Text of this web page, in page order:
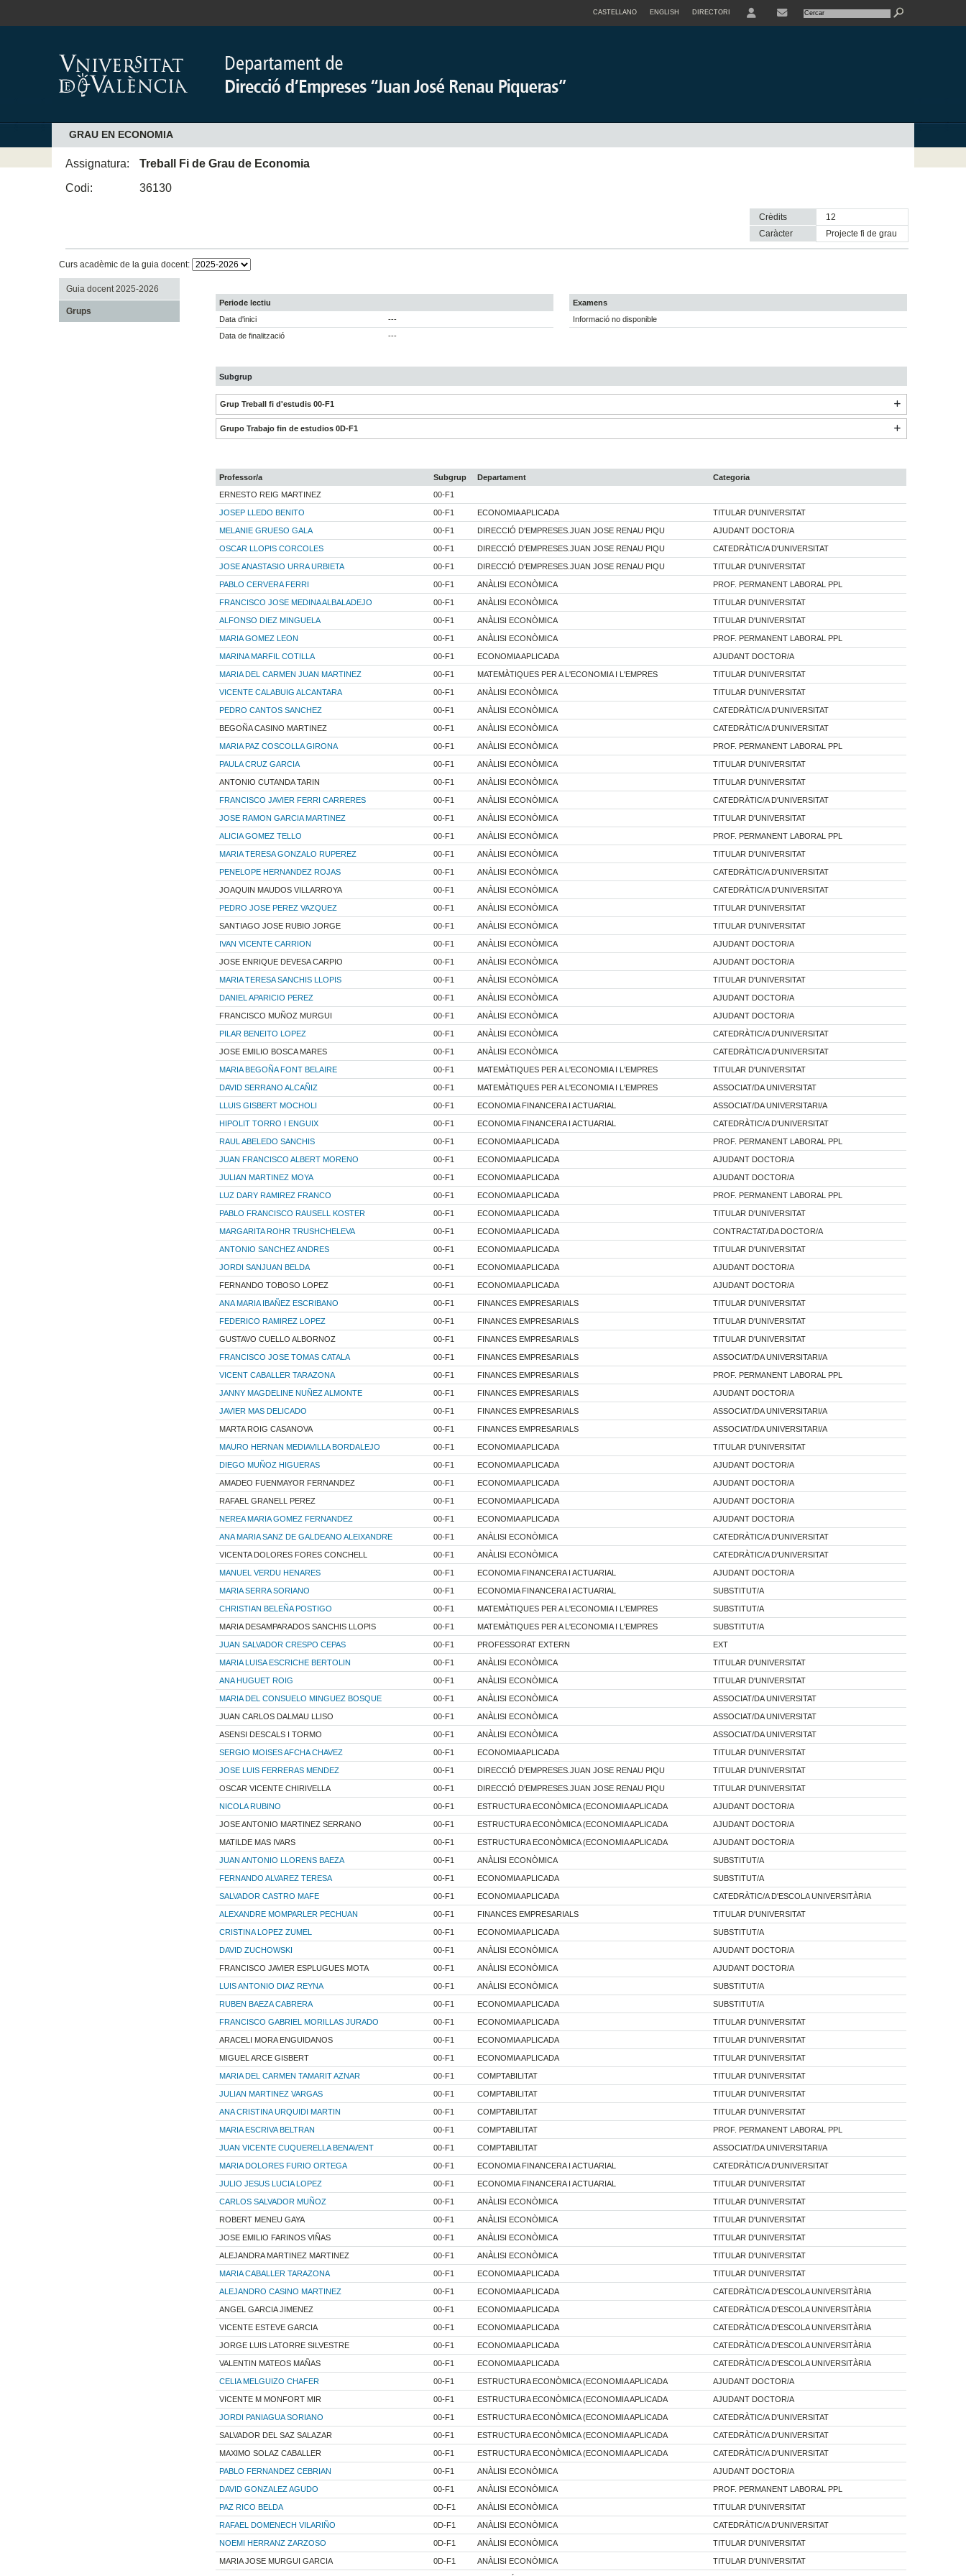
CASTELLANO ENGLISH DIRECTORI
GRAU EN ECONOMIA
Assignatura:
Treball Fi de Grau de Economia
Codi:
36130
Crèdits
12
Caràcter
projecte fi de grau
Curs acadèmic de la guia docent:
Guia docent 2025-2026
Grups
Periode lectiu
Data d'inici
---
Data de finalització
---
Examens
Informació no disponible
Subgrup
Grup Treball fi d'estudis 00-F1
Grupo Trabajo fin de estudios 0D-F1
Professor/a Subgrup Departament
Categoria
ERNESTO REIG MARTINEZ
00-F1
JOSEP LLEDO BENITO 00-F1 ECONOMIA APLICADA TITULAR D'UNIVERSITAT
MELANIE GRUESO GALA 00-F1 DIRECCIÓ D'EMPRESES.JUAN JOSE RENAU PIQU AJUDANT DOCTOR/A
OSCAR LLOPIS CORCOLES 00-F1 DIRECCIÓ D'EMPRESES.JUAN JOSE RENAU PIQU CATEDRÀTIC/A D'UNIVERSITAT
JOSE ANASTASIO URRA URBIETA 00-F1 DIRECCIÓ D'EMPRESES.JUAN JOSE RENAU PIQU TITULAR D'UNIVERSITAT
PABLO CERVERA FERRI 00-F1 ANÀLISI ECONÒMICA PROF. PERMANENT LABORAL PPL
FRANCISCO JOSE MEDINA ALBALADEJO 00-F1 ANÀLISI ECONÒMICA TITULAR D'UNIVERSITAT
ALFONSO DIEZ MINGUELA 00-F1 ANÀLISI ECONÒMICA TITULAR D'UNIVERSITAT
MARIA GOMEZ LEON 00-F1 ANÀLISI ECONÒMICA PROF. PERMANENT LABORAL PPL
MARINA MARFIL COTILLA 00-F1 ECONOMIA APLICADA AJUDANT DOCTOR/A
MARIA DEL CARMEN JUAN MARTINEZ 00-F1 MATEMÀTIQUES PER A L'ECONOMIA I L'EMPRES TITULAR D'UNIVERSITAT
VICENTE CALABUIG ALCANTARA 00-F1 ANÀLISI ECONÒMICA TITULAR D'UNIVERSITAT
PEDRO CANTOS SANCHEZ 00-F1 ANÀLISI ECONÒMICA CATEDRÀTIC/A D'UNIVERSITAT
BEGOÑA CASINO MARTINEZ 00-F1 ANÀLISI ECONÒMICA CATEDRÀTIC/A D'UNIVERSITAT
MARIA PAZ COSCOLLA GIRONA 00-F1 ANÀLISI ECONÒMICA PROF. PERMANENT LABORAL PPL
PAULA CRUZ GARCIA 00-F1 ANÀLISI ECONÒMICA TITULAR D'UNIVERSITAT
ANTONIO CUTANDA TARIN 00-F1 ANÀLISI ECONÒMICA TITULAR D'UNIVERSITAT
FRANCISCO JAVIER FERRI CARRERES 00-F1 ANÀLISI ECONÒMICA CATEDRÀTIC/A D'UNIVERSITAT
JOSE RAMON GARCIA MARTINEZ 00-F1 ANÀLISI ECONÒMICA TITULAR D'UNIVERSITAT
ALICIA GOMEZ TELLO 00-F1 ANÀLISI ECONÒMICA PROF. PERMANENT LABORAL PPL
MARIA TERESA GONZALO RUPEREZ 00-F1 ANÀLISI ECONÒMICA TITULAR D'UNIVERSITAT
PENELOPE HERNANDEZ ROJAS 00-F1 ANÀLISI ECONÒMICA CATEDRÀTIC/A D'UNIVERSITAT
JOAQUIN MAUDOS VILLARROYA 00-F1 ANÀLISI ECONÒMICA CATEDRÀTIC/A D'UNIVERSITAT
PEDRO JOSE PEREZ VAZQUEZ 00-F1 ANÀLISI ECONÒMICA TITULAR D'UNIVERSITAT
SANTIAGO JOSE RUBIO JORGE 00-F1 ANÀLISI ECONÒMICA TITULAR D'UNIVERSITAT
IVAN VICENTE CARRION 00-F1 ANÀLISI ECONÒMICA AJUDANT DOCTOR/A
JOSE ENRIQUE DEVESA CARPIO 00-F1 ANÀLISI ECONÒMICA AJUDANT DOCTOR/A
MARIA TERESA SANCHIS LLOPIS 00-F1 ANÀLISI ECONÒMICA TITULAR D'UNIVERSITAT
DANIEL APARICIO PEREZ 00-F1 ANÀLISI ECONÒMICA AJUDANT DOCTOR/A
FRANCISCO MUÑOZ MURGUI 00-F1 ANÀLISI ECONÒMICA AJUDANT DOCTOR/A
PILAR BENEITO LOPEZ 00-F1 ANÀLISI ECONÒMICA CATEDRÀTIC/A D'UNIVERSITAT
JOSE EMILIO BOSCA MARES 00-F1 ANÀLISI ECONÒMICA CATEDRÀTIC/A D'UNIVERSITAT
MARIA BEGOÑA FONT BELAIRE 00-F1 MATEMÀTIQUES PER A L'ECONOMIA I L'EMPRES TITULAR D'UNIVERSITAT
DAVID SERRANO ALCAÑIZ 00-F1 MATEMÀTIQUES PER A L'ECONOMIA I L'EMPRES ASSOCIAT/DA UNIVERSITAT
LLUIS GISBERT MOCHOLI 00-F1 ECONOMIA FINANCERA I ACTUARIAL ASSOCIAT/DA UNIVERSITARI/A
HIPOLIT TORRO I ENGUIX 00-F1 ECONOMIA FINANCERA I ACTUARIAL CATEDRÀTIC/A D'UNIVERSITAT
RAUL ABELEDO SANCHIS 00-F1 ECONOMIA APLICADA PROF. PERMANENT LABORAL PPL
JUAN FRANCISCO ALBERT MORENO 00-F1 ECONOMIA APLICADA AJUDANT DOCTOR/A
JULIAN MARTINEZ MOYA 00-F1 ECONOMIA APLICADA AJUDANT DOCTOR/A
LUZ DARY RAMIREZ FRANCO 00-F1 ECONOMIA APLICADA PROF. PERMANENT LABORAL PPL
PABLO FRANCISCO RAUSELL KOSTER 00-F1 ECONOMIA APLICADA TITULAR D'UNIVERSITAT
MARGARITA ROHR TRUSHCHELEVA 00-F1 ECONOMIA APLICADA CONTRACTAT/DA DOCTOR/A
ANTONIO SANCHEZ ANDRES 00-F1 ECONOMIA APLICADA TITULAR D'UNIVERSITAT
JORDI SANJUAN BELDA 00-F1 ECONOMIA APLICADA AJUDANT DOCTOR/A
FERNANDO TOBOSO LOPEZ 00-F1 ECONOMIA APLICADA AJUDANT DOCTOR/A
ANA MARIA IBAÑEZ ESCRIBANO 00-F1 FINANCES EMPRESARIALS TITULAR D'UNIVERSITAT
FEDERICO RAMIREZ LOPEZ 00-F1 FINANCES EMPRESARIALS TITULAR D'UNIVERSITAT
GUSTAVO CUELLO ALBORNOZ 00-F1 FINANCES EMPRESARIALS TITULAR D'UNIVERSITAT
FRANCISCO JOSE TOMAS CATALA 00-F1 FINANCES EMPRESARIALS ASSOCIAT/DA UNIVERSITARI/A
VICENT CABALLER TARAZONA 00-F1 FINANCES EMPRESARIALS PROF. PERMANENT LABORAL PPL
JANNY MAGDELINE NUÑEZ ALMONTE 00-F1 FINANCES EMPRESARIALS AJUDANT DOCTOR/A
JAVIER MAS DELICADO 00-F1 FINANCES EMPRESARIALS ASSOCIAT/DA UNIVERSITARI/A
MARTA ROIG CASANOVA 00-F1 FINANCES EMPRESARIALS ASSOCIAT/DA UNIVERSITARI/A
MAURO HERNAN MEDIAVILLA BORDALEJO 00-F1 ECONOMIA APLICADA TITULAR D'UNIVERSITAT
DIEGO MUÑOZ HIGUERAS 00-F1 ECONOMIA APLICADA AJUDANT DOCTOR/A
AMADEO FUENMAYOR FERNANDEZ 00-F1 ECONOMIA APLICADA AJUDANT DOCTOR/A
RAFAEL GRANELL PEREZ 00-F1 ECONOMIA APLICADA AJUDANT DOCTOR/A
NEREA MARIA GOMEZ FERNANDEZ 00-F1 ECONOMIA APLICADA AJUDANT DOCTOR/A
ANA MARIA SANZ DE GALDEANO ALEIXANDRE 00-F1 ANÀLISI ECONÒMICA CATEDRÀTIC/A D'UNIVERSITAT
VICENTA DOLORES FORES CONCHELL 00-F1 ANÀLISI ECONÒMICA CATEDRÀTIC/A D'UNIVERSITAT
MANUEL VERDU HENARES 00-F1 ECONOMIA FINANCERA I ACTUARIAL AJUDANT DOCTOR/A
MARIA SERRA SORIANO 00-F1 ECONOMIA FINANCERA I ACTUARIAL SUBSTITUT/A
CHRISTIAN BELEÑA POSTIGO 00-F1 MATEMÀTIQUES PER A L'ECONOMIA I L'EMPRES SUBSTITUT/A
MARIA DESAMPARADOS SANCHIS LLOPIS 00-F1 MATEMÀTIQUES PER A L'ECONOMIA I L'EMPRES SUBSTITUT/A
JUAN SALVADOR CRESPO CEPAS 00-F1 PROFESSORAT EXTERN EXT
MARIA LUISA ESCRICHE BERTOLIN 00-F1 ANÀLISI ECONÒMICA TITULAR D'UNIVERSITAT
ANA HUGUET ROIG 00-F1 ANÀLISI ECONÒMICA TITULAR D'UNIVERSITAT
MARIA DEL CONSUELO MINGUEZ BOSQUE 00-F1 ANÀLISI ECONÒMICA ASSOCIAT/DA UNIVERSITAT
JUAN CARLOS DALMAU LLISO 00-F1 ANÀLISI ECONÒMICA ASSOCIAT/DA UNIVERSITAT
ASENSI DESCALS I TORMO 00-F1 ANÀLISI ECONÒMICA ASSOCIAT/DA UNIVERSITAT
SERGIO MOISES AFCHA CHAVEZ 00-F1 ECONOMIA APLICADA TITULAR D'UNIVERSITAT
JOSE LUIS FERRERAS MENDEZ 00-F1 DIRECCIÓ D'EMPRESES.JUAN JOSE RENAU PIQU TITULAR D'UNIVERSITAT
OSCAR VICENTE CHIRIVELLA 00-F1 DIRECCIÓ D'EMPRESES.JUAN JOSE RENAU PIQU TITULAR D'UNIVERSITAT
NICOLA RUBINO 00-F1 ESTRUCTURA ECONÒMICA (ECONOMIA APLICADA AJUDANT DOCTOR/A
JOSE ANTONIO MARTINEZ SERRANO 00-F1 ESTRUCTURA ECONÒMICA (ECONOMIA APLICADA AJUDANT DOCTOR/A
MATILDE MAS IVARS 00-F1 ESTRUCTURA ECONÒMICA (ECONOMIA APLICADA AJUDANT DOCTOR/A
JUAN ANTONIO LLORENS BAEZA 00-F1 ANÀLISI ECONÒMICA SUBSTITUT/A
FERNANDO ALVAREZ TERESA 00-F1 ECONOMIA APLICADA SUBSTITUT/A
SALVADOR CASTRO MAFE 00-F1 ECONOMIA APLICADA CATEDRÀTIC/A D'ESCOLA UNIVERSITÀRIA
ALEXANDRE MOMPARLER PECHUAN 00-F1 FINANCES EMPRESARIALS TITULAR D'UNIVERSITAT
CRISTINA LOPEZ ZUMEL 00-F1 ECONOMIA APLICADA SUBSTITUT/A
DAVID ZUCHOWSKI 00-F1 ANÀLISI ECONÒMICA AJUDANT DOCTOR/A
FRANCISCO JAVIER ESPLUGUES MOTA 00-F1 ANÀLISI ECONÒMICA AJUDANT DOCTOR/A
LUIS ANTONIO DIAZ REYNA 00-F1 ANÀLISI ECONÒMICA SUBSTITUT/A
RUBEN BAEZA CABRERA 00-F1 ECONOMIA APLICADA SUBSTITUT/A
FRANCISCO GABRIEL MORILLAS JURADO 00-F1 ECONOMIA APLICADA TITULAR D'UNIVERSITAT
ARACELI MORA ENGUIDANOS 00-F1 ECONOMIA APLICADA TITULAR D'UNIVERSITAT
MIGUEL ARCE GISBERT 00-F1 ECONOMIA APLICADA TITULAR D'UNIVERSITAT
MARIA DEL CARMEN TAMARIT AZNAR 00-F1 COMPTABILITAT TITULAR D'UNIVERSITAT
JULIAN MARTINEZ VARGAS 00-F1 COMPTABILITAT TITULAR D'UNIVERSITAT
ANA CRISTINA URQUIDI MARTIN 00-F1 COMPTABILITAT TITULAR D'UNIVERSITAT
MARIA ESCRIVA BELTRAN 00-F1 COMPTABILITAT PROF. PERMANENT LABORAL PPL
JUAN VICENTE CUQUERELLA BENAVENT 00-F1 COMPTABILITAT ASSOCIAT/DA UNIVERSITARI/A
MARIA DOLORES FURIO ORTEGA 00-F1 ECONOMIA FINANCERA I ACTUARIAL CATEDRÀTIC/A D'UNIVERSITAT
JULIO JESUS LUCIA LOPEZ 00-F1 ECONOMIA FINANCERA I ACTUARIAL TITULAR D'UNIVERSITAT
CARLOS SALVADOR MUÑOZ 00-F1 ANÀLISI ECONÒMICA TITULAR D'UNIVERSITAT
ROBERT MENEU GAYA 00-F1 ANÀLISI ECONÒMICA TITULAR D'UNIVERSITAT
JOSE EMILIO FARINOS VIÑAS 00-F1 ANÀLISI ECONÒMICA TITULAR D'UNIVERSITAT
ALEJANDRA MARTINEZ MARTINEZ 00-F1 ANÀLISI ECONÒMICA TITULAR D'UNIVERSITAT
MARIA CABALLER TARAZONA 00-F1 ECONOMIA APLICADA TITULAR D'UNIVERSITAT
ALEJANDRO CASINO MARTINEZ 00-F1 ECONOMIA APLICADA CATEDRÀTIC/A D'ESCOLA UNIVERSITÀRIA
ANGEL GARCIA JIMENEZ 00-F1 ECONOMIA APLICADA CATEDRÀTIC/A D'ESCOLA UNIVERSITÀRIA
VICENTE ESTEVE GARCIA 00-F1 ECONOMIA APLICADA CATEDRÀTIC/A D'ESCOLA UNIVERSITÀRIA
JORGE LUIS LATORRE SILVESTRE 00-F1 ECONOMIA APLICADA CATEDRÀTIC/A D'ESCOLA UNIVERSITÀRIA
VALENTIN MATEOS MAÑAS 00-F1 ECONOMIA APLICADA CATEDRÀTIC/A D'ESCOLA UNIVERSITÀRIA
CELIA MELGUIZO CHAFER 00-F1 ESTRUCTURA ECONÒMICA (ECONOMIA APLICADA AJUDANT DOCTOR/A
VICENTE M MONFORT MIR 00-F1 ESTRUCTURA ECONÒMICA (ECONOMIA APLICADA AJUDANT DOCTOR/A
JORDI PANIAGUA SORIANO 00-F1 ESTRUCTURA ECONÒMICA (ECONOMIA APLICADA CATEDRÀTIC/A D'UNIVERSITAT
SALVADOR DEL SAZ SALAZAR 00-F1 ESTRUCTURA ECONÒMICA (ECONOMIA APLICADA CATEDRÀTIC/A D'UNIVERSITAT
MAXIMO SOLAZ CABALLER 00-F1 ESTRUCTURA ECONÒMICA (ECONOMIA APLICADA CATEDRÀTIC/A D'UNIVERSITAT
PABLO FERNANDEZ CEBRIAN 00-F1 ANÀLISI ECONÒMICA AJUDANT DOCTOR/A
DAVID GONZALEZ AGUDO 00-F1 ANÀLISI ECONÒMICA PROF. PERMANENT LABORAL PPL
PAZ RICO BELDA 0D-F1 ANÀLISI ECONÒMICA TITULAR D'UNIVERSITAT
RAFAEL DOMENECH VILARIÑO 0D-F1 ANÀLISI ECONÒMICA CATEDRÀTIC/A D'UNIVERSITAT
NOEMI HERRANZ ZARZOSO 0D-F1 ANÀLISI ECONÒMICA TITULAR D'UNIVERSITAT
MARIA JOSE MURGUI GARCIA 0D-F1 ANÀLISI ECONÒMICA TITULAR D'UNIVERSITAT